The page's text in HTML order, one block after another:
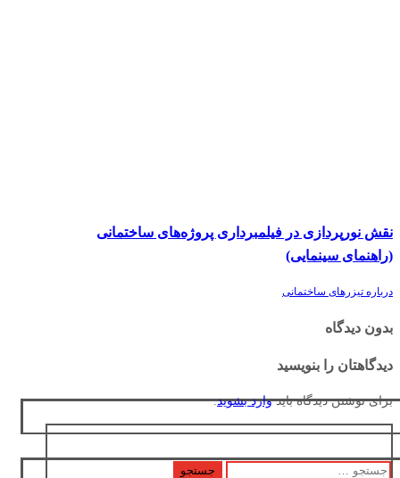
نقش نورپردازی در فیلمبرداری پروژه‌های ساختمانی
(راهنمای سینمایی)
درباره تیزرهای ساختمانی
بدون دیدگاه
دیدگاهتان را بنویسید
برای نوشتن دیدگاه بایدوارد بشوید.
جستجو